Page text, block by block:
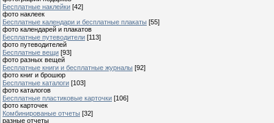
Бесплатные наклейки [42]
фото наклеек
Бесплатные календари и бесплатные плакаты [55]
фото календарей и плакатов
Бесплатные путеводители [113]
фото путеводителей
Бесплатные вещи [93]
фото разных вещей
Бесплатные книги и бесплатные журналы [92]
фото книг и брошюр
Бесплатные каталоги [103]
фото каталогов
Бесплатные пластиковые карточки [106]
фото карточек
Комбинированые отчеты [32]
разные отчеты